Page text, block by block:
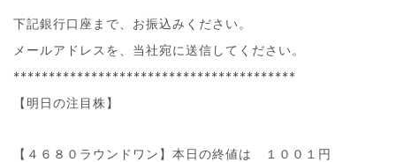
下記銀行口座まで、お振込みください。
メールアドレスを、当社宛に送信してください。
****************************************
【明日の注目株】
【４６８０ラウンドワン】本日の終値は １００１円